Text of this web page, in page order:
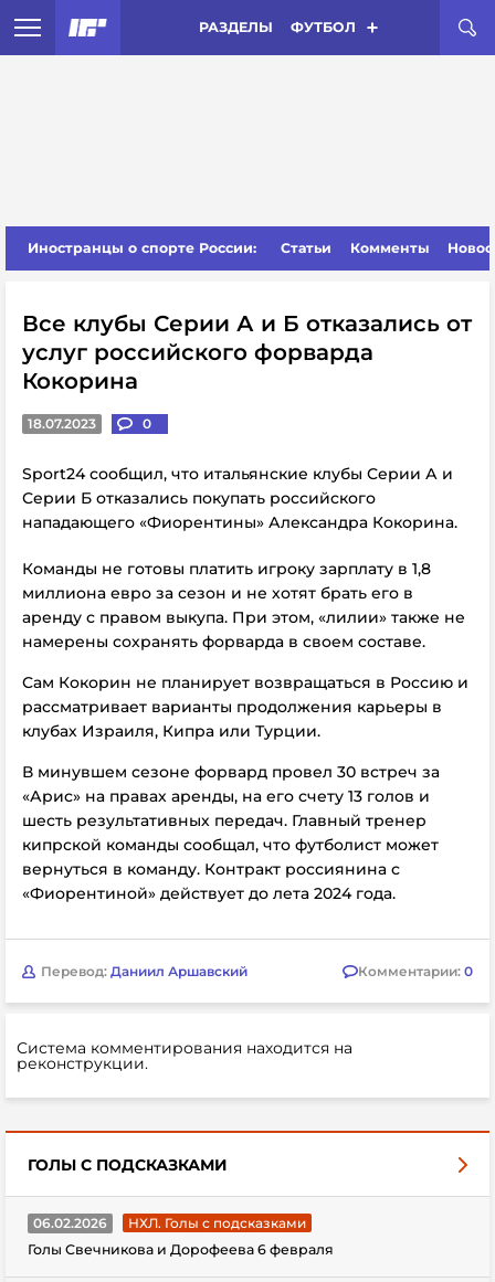
РАЗДЕЛЫ ФУТБОЛ
Иностранцы о спорте России: Статьи Комменты
Все клубы Серии А и Б отказались от
услуг российского форварда
Кокорина
18.07.2023 0
Sport24 сообщил, что итальянские клубы Серии А и
Серии Б отказались покупать российского
нападающего «Фиорентины» Александра Кокорина.
Команды не готовы платить игроку зарплату в 1,8
миллиона евро за сезон и не хотят брать его в
аренду с правом выкупа. При этом, «лилии» также не
намерены сохранять форварда в своем составе.
Сам Кокорин не планирует возвращаться в Россию и
рассматривает варианты продолжения карьеры в
клубах Израиля, Кипра или Турции.
В минувшем сезоне форвард провел 30 встреч за
«Арис» на правах аренды, на его счету 13 голов и
шесть результативных передач. Главный тренер
кипрской команды сообщал, что футболист может
вернуться в команду. Контракт россиянина с
«Фиорентиной» действует до лета 2024 года.
Перевод: Даниил Аршавский Комментарии: 0
Система комментирования находится на
реконструкции.
ГОЛЫ С ПОДСКАЗКАМИ
06.02.2026
НХЛ. Голы с подсказками
Голы Свечникова и Дорофеева 6 февраля